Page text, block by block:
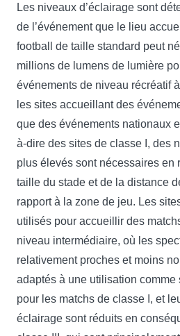
Les niveaux d’éclairage sont
de l’événement que le lieu
football de taille standard peut
millions de lumens de lumière
événements de niveau récréatif
les sites accueillant des
que des événements nationaux
à-dire des sites de classe I, des
plus élevés sont nécessaires en
taille du stade et de la distance
rapport à la zone de jeu. Les
utilisés pour accueillir des
niveau intermédiaire, où les
relativement proches et moins
adaptés à une utilisation comme
pour les matchs de classe I, et
éclairage sont réduits en